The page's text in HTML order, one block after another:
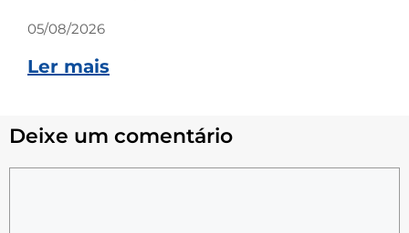
05/08/2026
Ler mais
Deixe um comentário